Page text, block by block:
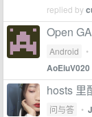
replied by
Open
Android •
AoEiuV020
hosts 里
问与答 •